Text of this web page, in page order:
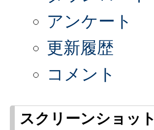
アンケート
更新履歴
コメント
スクリーンショット